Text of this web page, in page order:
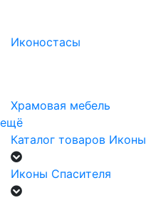
Иконостасы
Храмовая мебель
ещё
Каталог товаров Иконы
Иконы Спасителя